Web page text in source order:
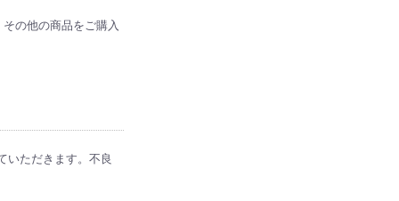
の他の商品をご購入
いただきます。不良